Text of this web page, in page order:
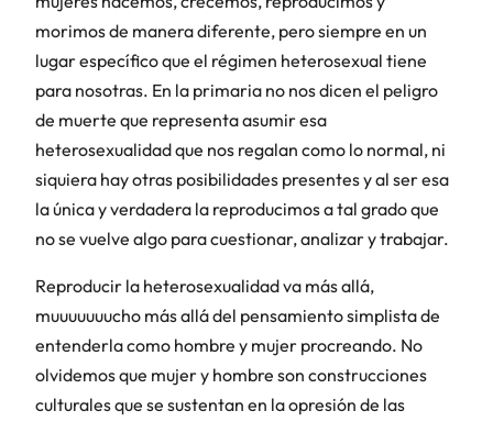
morimos de manera diferente, pero siempre en un
lugar específico que el régimen heterosexual tiene
para nosotras. En la primaria no nos dicen el peligro
de muerte que representa asumir esa
heterosexualidad que nos regalan como lo normal, ni
siquiera hay otras posibilidades presentes y al ser esa
laúnicayverdadera la reproducimos a tal grado que
no se vuelve algo para cuestionar, analizar y trabajar.
Reproducir la heterosexualidad va más allá,
muuuuuuucho más allá del pensamiento simplista de
entenderla como hombre y mujer procreando. No
olvidemos que mujer y hombre son construcciones
culturales que se sustentan en la opresión de las